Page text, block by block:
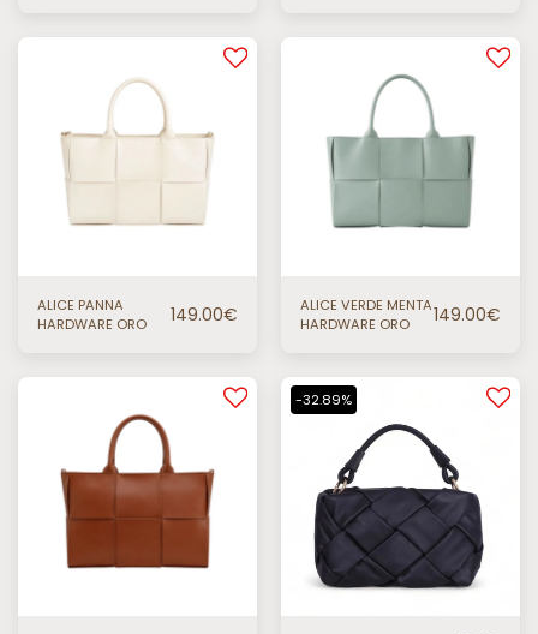
ALICE PANNA
HARDWARE ORO
149.00€
ALICE VERDE MENTA
HARDWARE ORO
149.00€
-32.89%